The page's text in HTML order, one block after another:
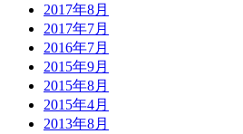
2017年8月
2017年7月
2016年7月
2015年9月
2015年8月
2015年4月
2013年8月